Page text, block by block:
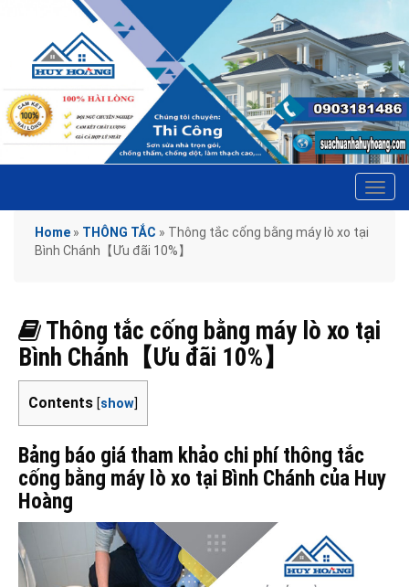
Home » THÔNG TẮC » Thông tắc cống bằng máy lò xo tại
Bình Chánh【Ưu đãi 10%】
Thông tắc cống bằng máy lò xo tại
Bình Chánh【Ưu đãi 10%】
Contents [show]
Bảng báo giá tham khảo chi phí thông tắc
cống bằng máy lò xo tại Bình Chánh của Huy
Hoàng